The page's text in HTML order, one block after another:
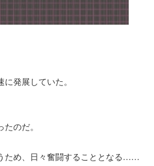
発展していた。
のだ。
ため、日々奮闘することとなる……